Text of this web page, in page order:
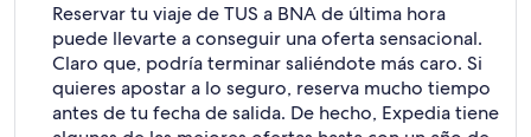
Reservar tu viaje de TUS a BNA de última hora
puede llevarte a conseguir una oferta sensacional.
Claro que, podría terminar saliéndote más caro. Si
quieres apostar a lo seguro, reserva mucho tiempo
antes de tu fecha de salida. De hecho, Expedia tiene